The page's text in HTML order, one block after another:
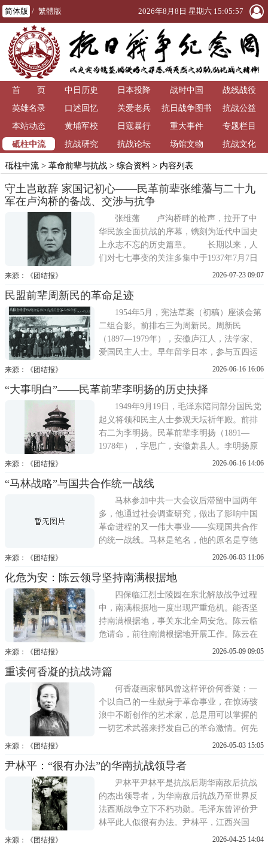
简体版 / 繁體版 2026年8月8日 星期六 15:05:57
首 页 中日历史 日本投降 战时中国
战线战役
英雄名录
口述回忆 关爱老兵
抗日战争图书
馆
抗战公益
本站动态
黄埔军校 日寇暴行 重大事件
专题栏目
砥柱中流
抗战研究 抗战论坛 场馆文物 抗战文化
砥柱中流> 革命前辈与抗战> 综合资料> 内容列表
守土岂敢辞 家国记初心——民革前辈张维藩与二十九
军在卢沟桥的备战、交涉与抗争
张维藩 卢沟桥畔的枪声，拉开了中
华民族全面抗战的序幕，镌刻为近代中国史
上永志不忘的历史篇章。 长期以来，人
们对七七事变的关注多集中于1937年7月7日
夜卢沟桥、宛平城的浴血抗争以及后续惨烈
络，回望七七事变前后二十九军在民族危亡
关头，于临战布防、外交斡旋、守土御敌等
层面的筹谋与担当，进而深刻昭示：
来源：《团结报》 2026-07-23 09:07
民盟前辈周新民的革命足迹
1954年5月，宪法草案（初稿）座谈会第
二组合影。前排右三为周新民。周新民
（1897—1979年），安徽庐江人，法学家、
爱国民主人士。早年留学日本，参与五四运
动与安徽左派党务，抗战时在大别山从事地
府办公厅副主任、最高人民检察院秘书长、
中国社会科学院法学所副所长、民盟中央常
委等职，为第一、二届全国人大
来源：《团结报》 2026-06-16 16:06
“大事明白”——民革前辈李明扬的历史抉择
1949年9月19日，毛泽东陪同部分国民党
起义将领和民主人士参观天坛祈年殿。前排
右二为李明扬。民革前辈李明扬（1891—
1978年），字思广，安徽萧县人。李明扬原
为国民党高级将领，历经辛亥革命、北伐战
向光明。尤为难能可贵的是，他曾不止一次
掩护和帮助过中共人士。抗战时期，在中国
共产党统一战线政策的感召下
来源：《团结报》 2026-06-16 14:06
“马林战略”与国共合作统一战线
马林参加中共一大会议后滞留中国两年
多，他通过社会调查研究，做出了影响中国
革命进程的又一伟大事业——实现国共合作
的统一战线。马林是笔名，他的原名是亨德
利库斯·约瑟夫斯·弗朗西乌斯·玛丽·斯内夫利
之为马林战略。马林调研中国社会马林满腔
热忱地投入宣传工作，他不仅担任《向导》
编辑，还撰写 ...
来源：《团结报》 2026-06-03 11:06
化危为安：陈云领导坚持南满根据地
四保临江烈士陵园在东北解放战争过程
中，南满根据地一度出现严重危机。能否坚
持南满根据地，事关东北全局安危。陈云临
危请命，前往南满根据地开展工作。陈云在
关键时刻拍板、领导制定和坚持正确的方针
保证后勤补给，成功化解了南满根据地危
机，为坚持南满根据地作出了重要贡献，为
东北解放立下了功劳。在东
来源：《团结报》 2026-05-09 09:05
重读何香凝的抗战诗篇
何香凝画家郁风曾这样评价何香凝：一
个以自己的一生献身于革命事业，在惊涛骇
浪中不断创作的艺术家，总是用可以掌握的
一切艺术武器来抒发自己的革命激情。何先
生不但画画，也写过不少诗歌。何香凝的诗
救民族危亡奔走的历史细节，而且告诉人们
要牢记历史、铭刻前辈功绩。此而不抗，何
以图存九一八事变后
来源：《团结报》 2026-05-03 15:05
尹林平：“很有办法”的华南抗战领导者
尹林平尹林平是抗战后期华南敌后抗战
的杰出领导者，为华南敌后抗战乃至世界反
法西斯战争立下不朽功勋。毛泽东曾评价尹
林平此人似很有办法。尹林平，江西兴国
人，1926年参加革命，担任中国工农红军团
来源：《团结报》 2026-04-25 14:04